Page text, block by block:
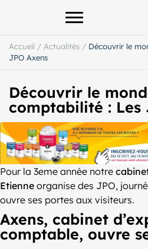
Afficher le menu
Accueil / Actualités / Découvrir le
JPO Axens
Découvrir le
comptabilité : Les
Pour la 3eme année notre
Etienne organise des JPO,
ouvre ses portes aux visiteurs.
Axens, cabinet
comptable, ouvre